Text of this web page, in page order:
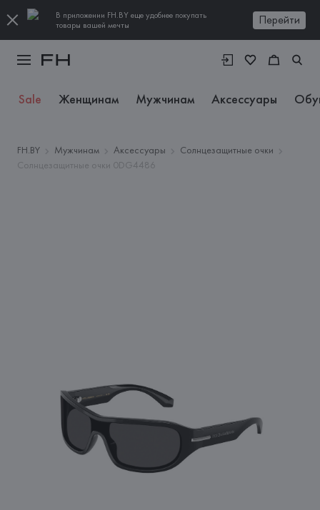
В приложении FH.BY еще удобнее покупать
товары вашей мечты
Перейти
Sale Женщинам Мужчинам Аксессуары
FH.BY Мужчинам Аксессуары
Солнцезащитные очки
Солнцезащитные очки 0DG4486